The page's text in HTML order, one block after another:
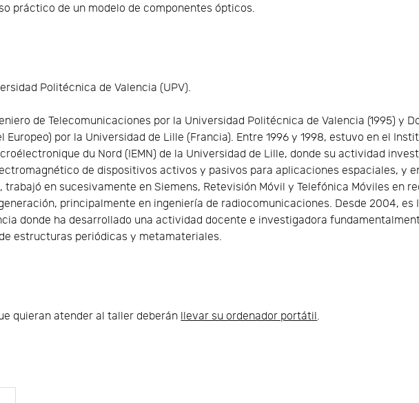
práctico de un modelo de componentes ópticos.
Politécnica de Valencia (UPV).
de Telecomunicaciones por la Universidad Politécnica de Valencia (1995) y
Europeo) por la Universidad de Lille (Francia). Entre 1996 y 1998, estuvo en el
du Nord (IEMN) de la Universidad de Lille, donde su actividad
de dispositivos activos y pasivos para aplicaciones espaciales, y
en sucesivamente en Siemens, Retevisión Móvil y Telefónica Móviles en
principalmente en ingeniería de radiocomunicaciones. Desde 2004, es
donde ha desarrollado una actividad docente e investigadora
estructuras periódicas y metamateriales.
quieran atender al taller deberán llevar su ordenador portátil.